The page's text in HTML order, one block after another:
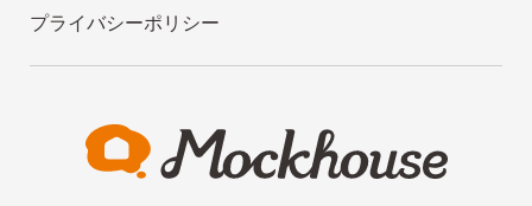
プライバシーポリシー